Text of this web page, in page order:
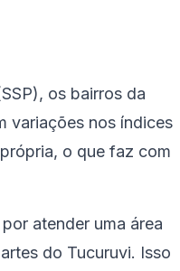
os bairros da
variações nos índices
o que faz com
atender uma área
do Tucuruvi. Isso